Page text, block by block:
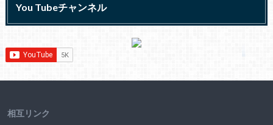
You Tubeチャンネル
相互リンク